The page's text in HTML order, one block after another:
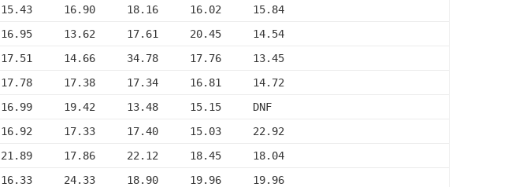
15.43     16.90     18.16     16.02     15.84
16.95     13.62     17.61     20.45     14.54
17.51     14.66     34.78     17.76     13.45
17.78     17.38     17.34     16.81     14.72
16.99     19.42     13.48     15.15     DNF
16.92     17.33     17.40     15.03     22.92
21.89     17.86     22.12     18.45     18.04
16.33     24.33     18.90     19.96     19.96